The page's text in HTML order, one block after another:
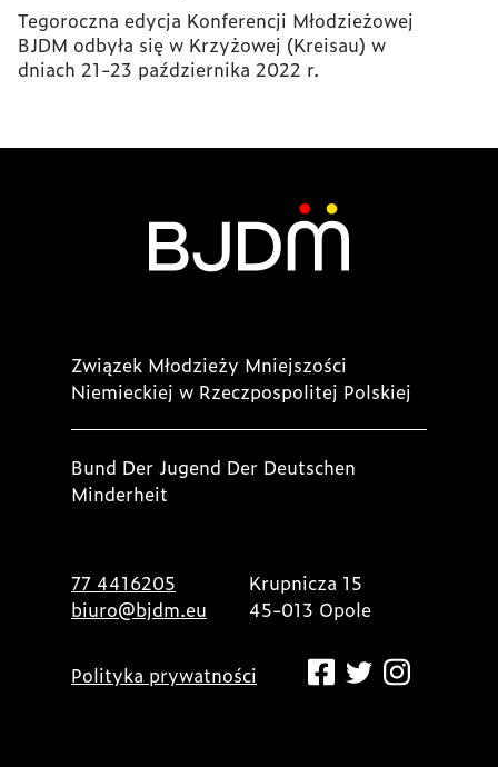
Tegoroczna edycja Konferencji Młodzieżowej
BJDM odbyła się w Krzyżowej (Kreisau) w
dniach 21-23 października 2022 r.
Związek Młodzieży Mniejszości
Niemieckiej w Rzeczpospolitej Polskiej
Bund Der Jugend Der Deutschen
Minderheit
77 4416205
biuro@bjdm.eu
Krupnicza 15
45-013 Opole
Polityka prywatności